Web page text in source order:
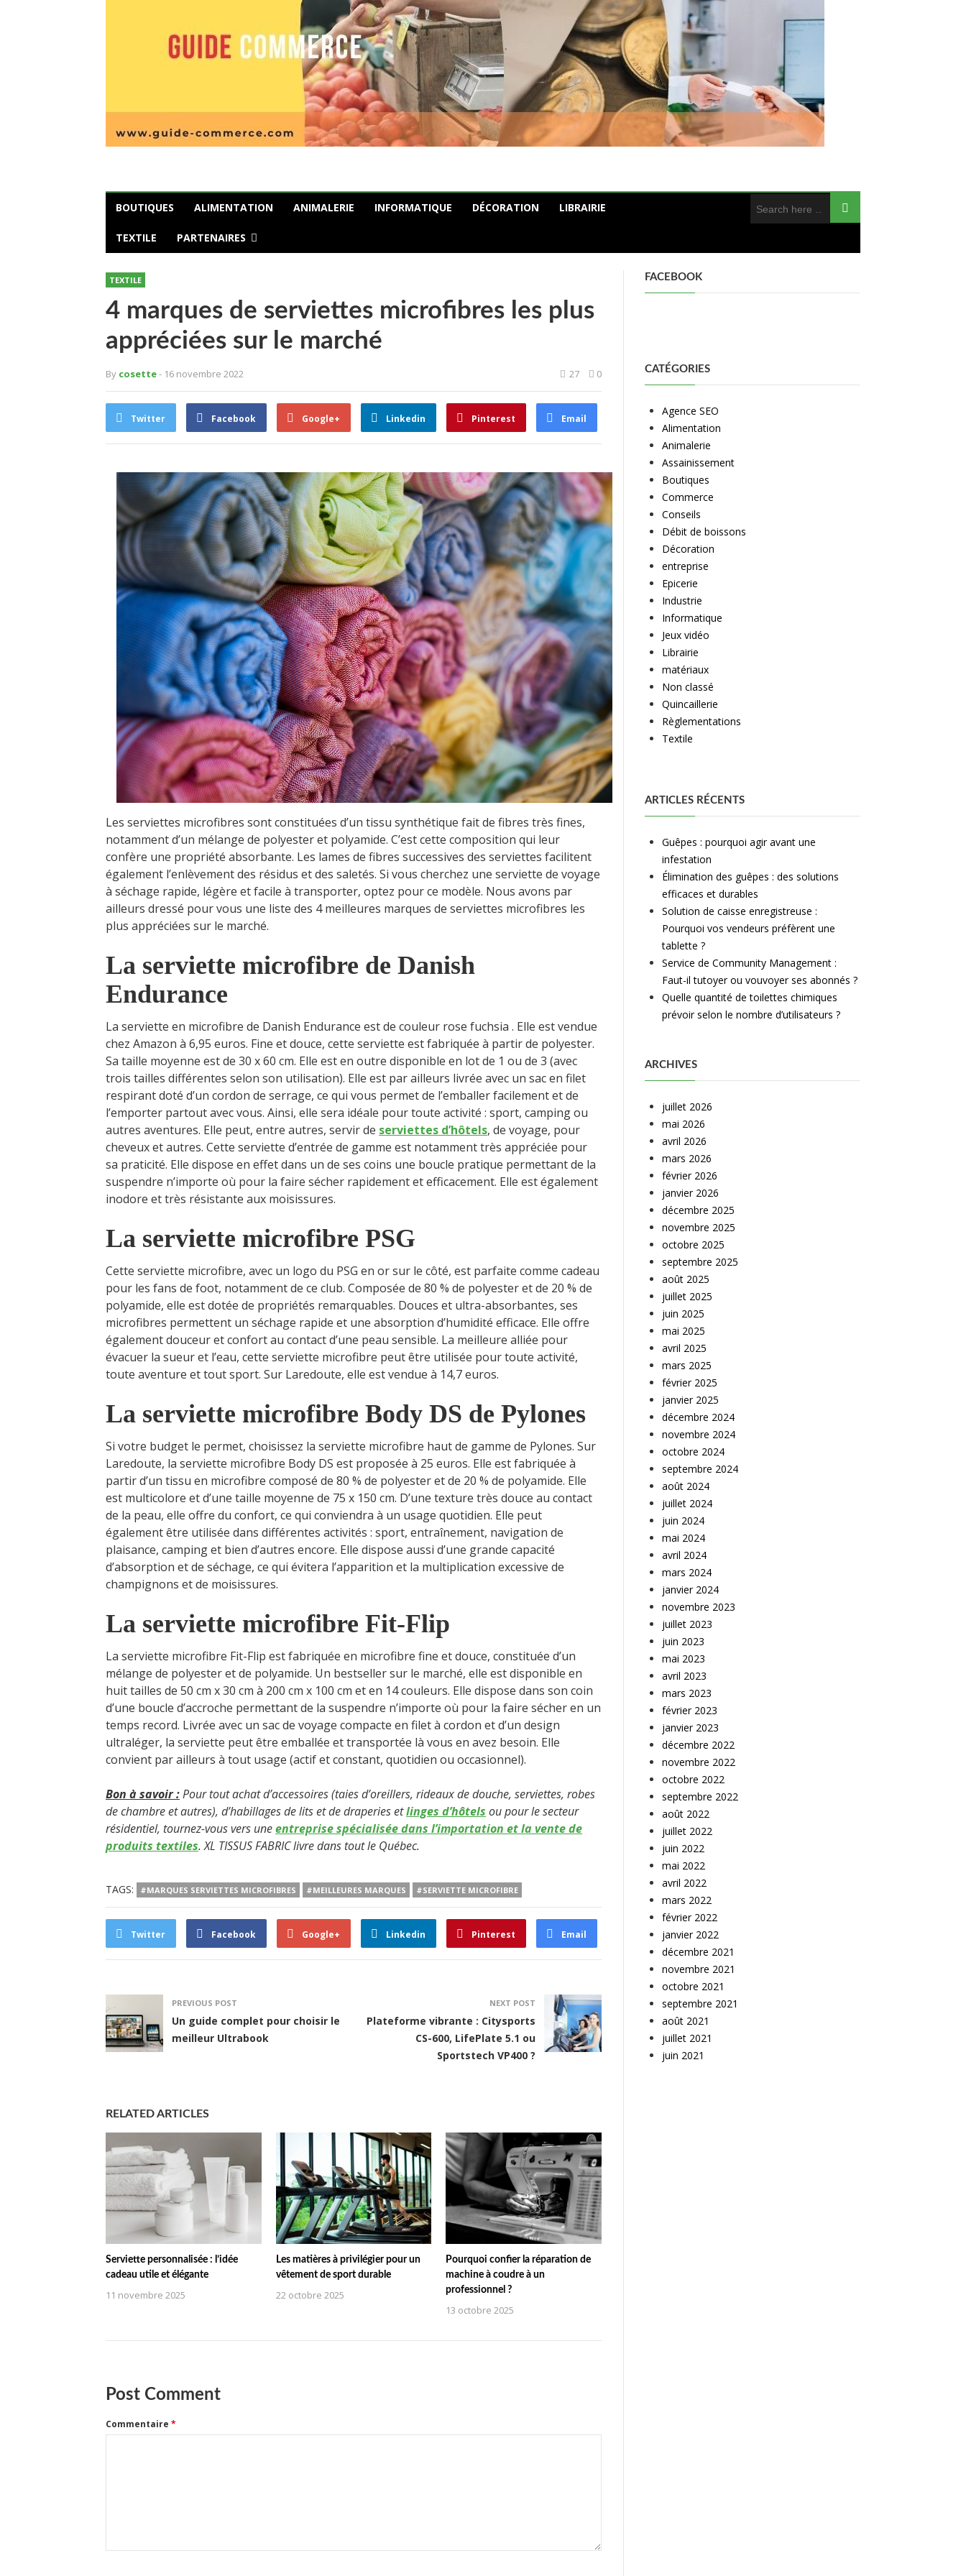
BOUTIQUES ALIMENTATION ANIMALERIE INFORMATIQUE DÉCORATION LIBRAIRIE
TEXTILE PARTENAIRES
TEXTILE
4 marques de serviettes microfibres les plus
appréciées sur le marché
By cosette- 16 novembre 2022 27 0
Twitter Facebook Google+ Linkedin Pinterest Email
Les serviettes microfibres sont constituées d’un tissu synthétique fait de fibres très fines,
notamment d’un mélange de polyester et polyamide. C’est cette composition qui leur
confère une propriété absorbante. Les lames de fibres successives des serviettes facilitent
également l’enlèvement des résidus et des saletés. Si vous cherchez une serviette de voyage
à séchage rapide, légère et facile à transporter, optez pour ce modèle. Nous avons par
ailleurs dressé pour vous une liste des 4 meilleures marques de serviettes microfibres les
plus appréciées sur le marché.
La serviette microfibre de Danish
Endurance
La serviette en microfibre de Danish Endurance est de couleur rose fuchsia . Elle est vendue
chez Amazon à 6,95 euros. Fine et douce, cette serviette est fabriquée à partir de polyester.
Sa taille moyenne est de 30 x 60 cm. Elle est en outre disponible en lot de 1 ou de 3 (avec
trois tailles différentes selon son utilisation). Elle est par ailleurs livrée avec un sac en filet
respirant doté d’un cordon de serrage, ce qui vous permet de l’emballer facilement et de
l’emporter partout avec vous. Ainsi, elle sera idéale pour toute activité : sport, camping ou
autres aventures. Elle peut, entre autres, servir de serviettes d’hôtels, de voyage, pour
cheveux et autres. Cette serviette d’entrée de gamme est notamment très appréciée pour
sa praticité. Elle dispose en effet dans un de ses coins une boucle pratique permettant de la
suspendre n’importe où pour la faire sécher rapidement et efficacement. Elle est également
inodore et très résistante aux moisissures.
La serviette microfibre PSG
Cette serviette microfibre, avec un logo du PSG en or sur le côté, est parfaite comme cadeau
pour les fans de foot, notamment de ce club. Composée de 80 % de polyester et de 20 % de
polyamide, elle est dotée de propriétés remarquables. Douces et ultra-absorbantes, ses
microfibres permettent un séchage rapide et une absorption d’humidité efficace. Elle offre
également douceur et confort au contact d’une peau sensible. La meilleure alliée pour
évacuer la sueur et l’eau, cette serviette microfibre peut être utilisée pour toute activité,
toute aventure et tout sport. Sur Laredoute, elle est vendue à 14,7 euros.
La serviette microfibre Body DS de Pylones
Si votre budget le permet, choisissez la serviette microfibre haut de gamme de Pylones. Sur
Laredoute, la serviette microfibre Body DS est proposée à 25 euros. Elle est fabriquée à
partir d’un tissu en microfibre composé de 80 % de polyester et de 20 % de polyamide. Elle
est multicolore et d’une taille moyenne de 75 x 150 cm. D’une texture très douce au contact
de la peau, elle offre du confort, ce qui conviendra à un usage quotidien. Elle peut
également être utilisée dans différentes activités : sport, entraînement, navigation de
plaisance, camping et bien d’autres encore. Elle dispose aussi d’une grande capacité
d’absorption et de séchage, ce qui évitera l’apparition et la multiplication excessive de
champignons et de moisissures.
La serviette microfibre Fit-Flip
La serviette microfibre Fit-Flip est fabriquée en microfibre fine et douce, constituée d’un
mélange de polyester et de polyamide. Un bestseller sur le marché, elle est disponible en
huit tailles de 50 cm x 30 cm à 200 cm x 100 cm et en 14 couleurs. Elle dispose dans son coin
d’une boucle d’accroche permettant de la suspendre n’importe où pour la faire sécher en un
temps record. Livrée avec un sac de voyage compacte en filet à cordon et d’un design
ultraléger, la serviette peut être emballée et transportée là vous en avez besoin. Elle
convient par ailleurs à tout usage (actif et constant, quotidien ou occasionnel).
Bon à savoir :Pour tout achat d’accessoires (taies d’oreillers, rideaux de douche, serviettes, robes
de chambre et autres), d’habillages de lits et de draperies etlinges d’hôtels ou pour le secteur
résidentiel, tournez-vous vers uneentreprise spécialisée dans l’importation et la vente de
produits textiles. XL TISSUS FABRIC livre dans tout le Québec.
TAGS: #MARQUES SERVIETTES MICROFIBRES #MEILLEURES MARQUES #SERVIETTE MICROFIBRE
Twitter Facebook Google+ Linkedin Pinterest Email
PREVIOUS POST
Un guide complet pour choisir le
meilleur Ultrabook
NEXT POST
Plateforme vibrante : Citysports
CS-600, LifePlate 5.1 ou
Sportstech VP400 ?
RELATED ARTICLES
Serviette personnalisée : l’idée
cadeau utile et élégante
11 novembre 2025
Les matières à privilégier pour un
vêtement de sport durable
22 octobre 2025
Pourquoi confier la réparation de
machine à coudre à un
professionnel ?
13 octobre 2025
Post Comment
Commentaire *
FACEBOOK
CATÉGORIES
Agence SEO
Alimentation
Animalerie
Assainissement
Boutiques
Commerce
Conseils
Débit de boissons
Décoration
entreprise
Epicerie
Industrie
Informatique
Jeux vidéo
Librairie
matériaux
Non classé
Quincaillerie
Règlementations
Textile
ARTICLES RÉCENTS
Guêpes : pourquoi agir avant une
infestation
Élimination des guêpes : des solutions
efficaces et durables
Solution de caisse enregistreuse :
Pourquoi vos vendeurs préfèrent une
tablette ?
Service de Community Management :
Faut-il tutoyer ou vouvoyer ses abonnés ?
Quelle quantité de toilettes chimiques
prévoir selon le nombre d’utilisateurs ?
ARCHIVES
juillet 2026
mai 2026
avril 2026
mars 2026
février 2026
janvier 2026
décembre 2025
novembre 2025
octobre 2025
septembre 2025
août 2025
juillet 2025
juin 2025
mai 2025
avril 2025
mars 2025
février 2025
janvier 2025
décembre 2024
novembre 2024
octobre 2024
septembre 2024
août 2024
juillet 2024
juin 2024
mai 2024
avril 2024
mars 2024
janvier 2024
novembre 2023
juillet 2023
juin 2023
mai 2023
avril 2023
mars 2023
février 2023
janvier 2023
décembre 2022
novembre 2022
octobre 2022
septembre 2022
août 2022
juillet 2022
juin 2022
mai 2022
avril 2022
mars 2022
février 2022
janvier 2022
décembre 2021
novembre 2021
octobre 2021
septembre 2021
août 2021
juillet 2021
juin 2021